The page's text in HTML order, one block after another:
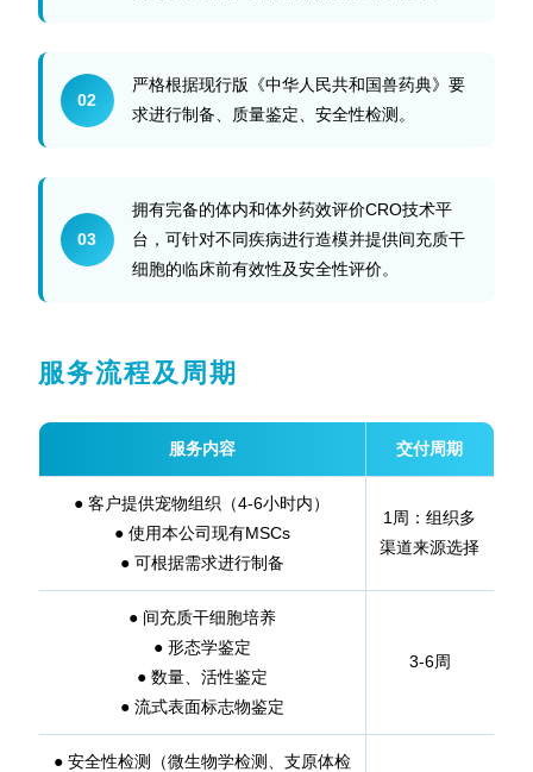
02
严格根据现行版《中华人民共和国兽药典》要
求进行制备、质量鉴定、安全性检测。
03
拥有完备的体内和体外药效评价CRO技术平
台，可针对不同疾病进行造模并提供间充质干
细胞的临床前有效性及安全性评价。
服务流程及周期
服务内容 交付周期
● 客户提供宠物组织（4-6小时内）
● 使用本公司现有MSCs
● 可根据需求进行制备
1周：组织多
渠道来源选择
● 间充质干细胞培养
● 形态学鉴定
● 数量、活性鉴定
● 流式表面标志物鉴定
3-6周
● 安全性检测（微生物学检测、支原体检